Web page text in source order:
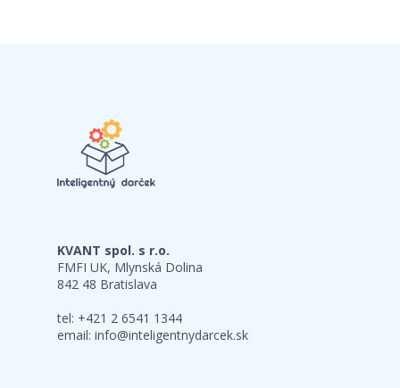
KVANT spol. s r.o.
FMFI UK, Mlynská Dolina
842 48 Bratislava
tel: +421 2 6541 1344
email: info@inteligentnydarcek.sk